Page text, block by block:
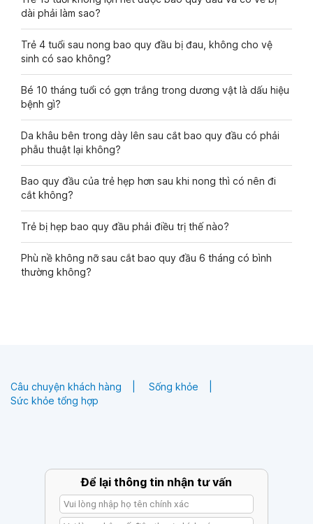
dài phải làm sao?
Trẻ 4 tuổi sau nong bao quy đầu bị đau, không cho vệ
sinh có sao không?
Bé 10 tháng tuổi có gợn trắng trong dương vật là dấu hiệu
bệnh gì?
Da khâu bên trong dày lên sau cắt bao quy đầu có phải
phẫu thuật lại không?
Bao quy đầu của trẻ hẹp hơn sau khi nong thì có nên đi
cắt không?
Trẻ bị hẹp bao quy đầu phải điều trị thế nào?
Phù nề không nỡ sau cắt bao quy đầu 6 tháng có bình
thường không?
Câu chuyện khách hàng
Sống khỏe
Sức khỏe tổng hợp